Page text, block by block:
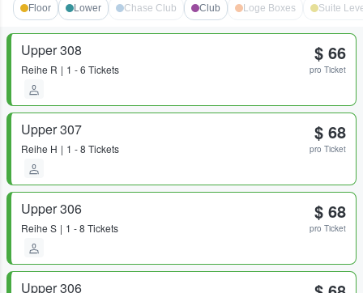
Floor Lower Chase Club Club Loge Boxes Suite
Upper 308
Reihe R 1 - 6 Tickets
$ 66
pro Ticket
Upper 307
Reihe H 1 - 8 Tickets
$ 68
pro Ticket
Upper 306
Reihe S 1 - 8 Tickets
$ 68
pro Ticket
Upper 306